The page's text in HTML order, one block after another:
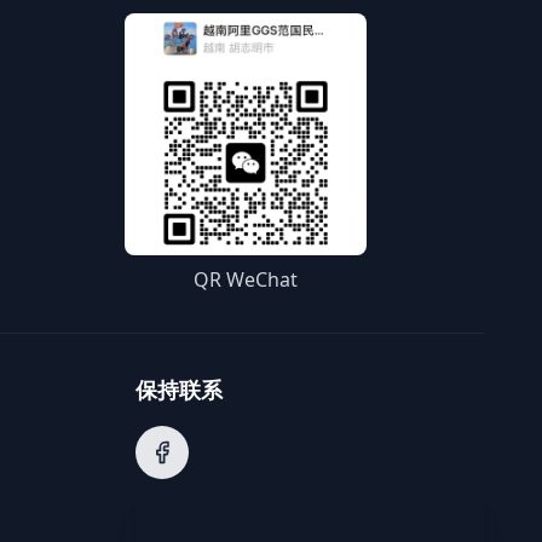
QR WeChat
保持联系